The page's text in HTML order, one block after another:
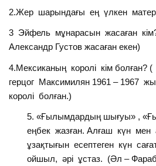
2.Жер шарындағы ең үлкен
3 Эйфель мұнарасын жасаған
Александр Густов жасаған екен)
4.Мексиканың королі кім болған?
герцог Максимилян 1961 – 1967
королі болған.)
«Ғылымдардың шығуы» ,
еңбек жазған. Алғаш күн
ұзақтығын есептеген күн
ойшыл, әрі ұстаз. (Әл –